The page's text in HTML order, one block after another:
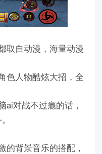
取自动漫，海量动漫
色人物酷炫大招，全
ai对战不过瘾的话，
的背景音乐的搭配，